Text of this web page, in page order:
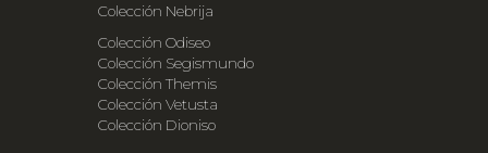
Colección Nebrija
Colección Odiseo
Colección Segismundo
Colección Themis
Colección Vetusta
Colección Dioniso